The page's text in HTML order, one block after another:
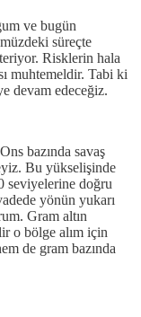
ve bugün
süreçte
Risklerin hala
muhtemeldir. Tabi ki
devam edeceğiz.
bazında savaş
Bu yükselişinde
seviyelerine doğru
yönün yukarı
Gram altın
o bölge alım için
de gram bazında